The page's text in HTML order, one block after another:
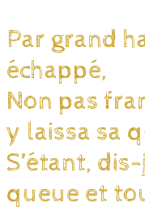
Par grand
échappé,
Non pas
y laissa sa
S’étant,
queue et